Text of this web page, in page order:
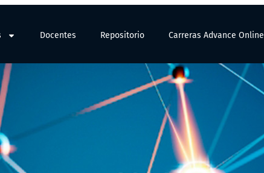
Docentes Repositorio Carreras Advance Online